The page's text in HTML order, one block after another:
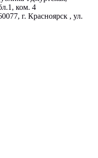
ком. 4
г. Красноярск , ул.